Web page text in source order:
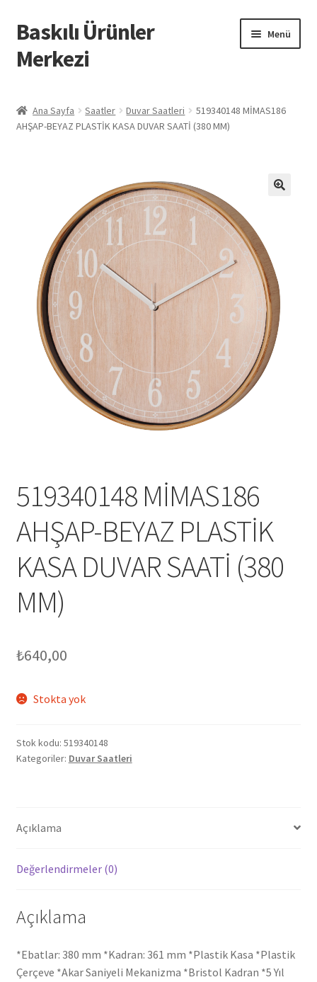
Dolaşıma
geç
İçeriğe
geç
Baskılı Ürünler
Merkezi
Menü
Baskılı Ürünler
İPTAL VE İADE KOŞULLARI
İptal ve İade Politikası
Mesafeli Satış Sözleşmesi
Mesafeli Satış Sözleşmesi
Ana Sayfa Saatler Duvar Saatleri
519340148 MİMAS186
AHŞAP-BEYAZ PLASTİK KASA DUVAR SAATİ (380 MM)
519340148 MİMAS186
AHŞAP-BEYAZ PLASTİK
KASA DUVAR SAATİ (380
MM)
₺640,00
Stokta yok
Stok kodu: 519340148
Kategoriler: Duvar Saatleri
Açıklama
Değerlendirmeler (0)
Açıklama
*Ebatlar: 380 mm *Kadran: 361 mm *Plastik Kasa *Plastik
Çerçeve *Akar Saniyeli Mekanizma *Bristol Kadran *5 Yıl